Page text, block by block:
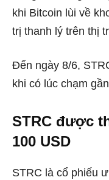
khi Bitcoin lùi về
trị thanh lý trên thị
Đến ngày 8/6,
khi có lúc chạm
STRC được
100 USD
STRC là cổ phiếu